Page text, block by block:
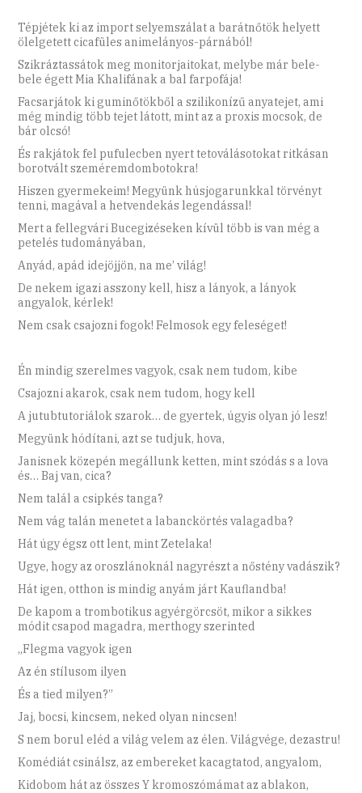
Tépjétek ki az import selyemszálat a barátnőtök helyett
ölelgetett cicafüles animelányos-párnából!
Szikráztassátok meg monitorjaitokat, melybe már bele-
bele égett Mia Khalifának a bal farpofája!
Facsarjátok ki guminőtökből a szilikonízű anyatejet, ami
még mindig több tejet látott, mint az a proxis mocsok, de
bár olcsó!
És rakjátok fel pufulecben nyert tetoválásotokat ritkásan
borotvált szeméremdombotokra!
Hiszen gyermekeim! Megyünk húsjogarunkkal törvényt
tenni, magával a hetvendekás legendással!
Mert a fellegvári Bucegizéseken kívül több is van még a
petelés tudományában,
Anyád, apád idejöjjön, na me’ világ!
De nekem igazi asszony kell, hisz a lányok, a lányok
angyalok, kérlek!
Nem csak csajozni fogok! Felmosok egy feleséget!
Én mindig szerelmes vagyok, csak nem tudom, kibe
Csajozni akarok, csak nem tudom, hogy kell
A jutubtutoriálok szarok… de gyertek, úgyis olyan jó lesz!
Megyünk hódítani, azt se tudjuk, hova,
Janisnek közepén megállunk ketten, mint szódás s a lova
és… Baj van, cica?
Nem talál a csipkés tanga?
Nem vág talán menetet a labanckörtés valagadba?
Hát úgy égsz ott lent, mint Zetelaka!
Ugye, hogy az oroszlánoknál nagyrészt a nőstény vadászik?
Hát igen, otthon is mindig anyám járt Kauflandba!
De kapom a trombotikus agyérgörcsöt, mikor a sikkes
módit csapod magadra, merthogy szerinted
„Flegma vagyok igen
Az én stílusom ilyen
És a tied milyen?”
Jaj, bocsi, kincsem, neked olyan nincsen!
S nem borul eléd a világ velem az élen. Világvége, dezastru!
Komédiát csinálsz, az embereket kacagtatod, angyalom,
Kidobom hát az összes Y kromoszómámat az ablakon,